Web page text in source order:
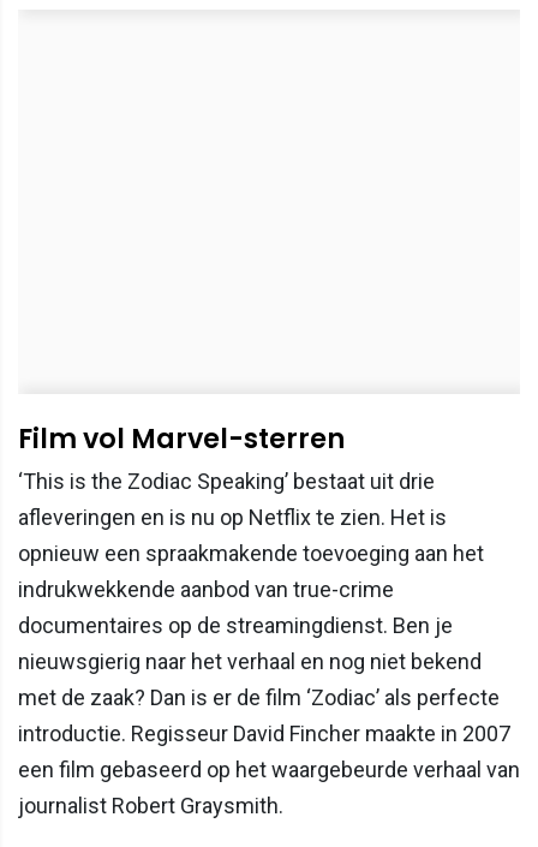
Film vol Marvel-sterren
‘This is the Zodiac Speaking’ bestaat uit drie
afleveringen en is nu op Netflix te zien. Het is
opnieuw een spraakmakende toevoeging aan het
indrukwekkende aanbod van true-crime
documentaires op de streamingdienst. Ben je
nieuwsgierig naar het verhaal en nog niet bekend
met de zaak? Dan is er de film ‘Zodiac’ als perfecte
introductie. Regisseur David Fincher maakte in 2007
een film gebaseerd op het waargebeurde verhaal van
journalist Robert Graysmith.